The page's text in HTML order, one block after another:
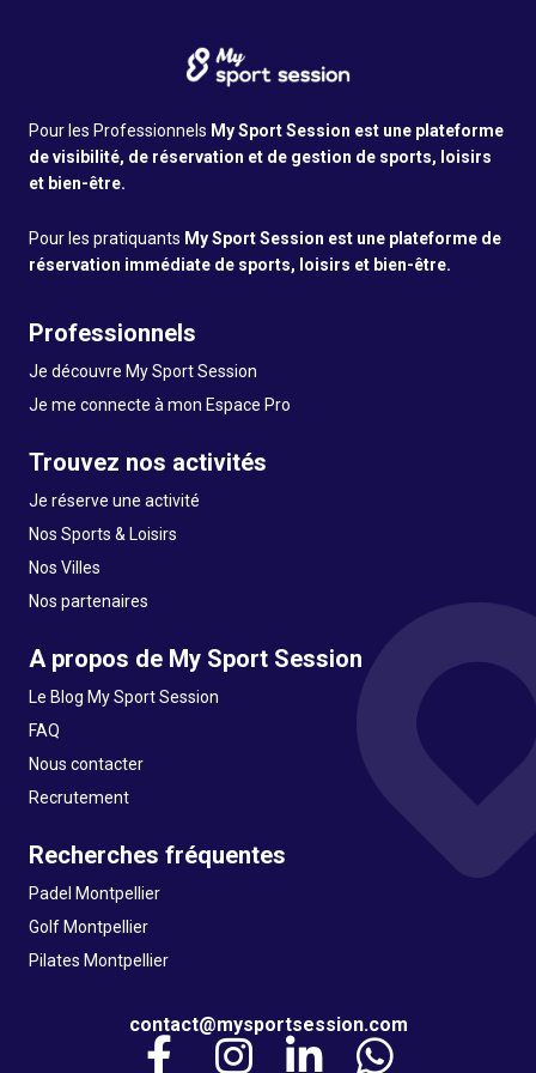
Pour les Professionnels My Sport Session est une plateforme
de visibilité, de réservation et de gestion de sports, loisirs
et bien-être.
Pour les pratiquants My Sport Session est une plateforme de
réservation immédiate de sports, loisirs et bien-être.
Professionnels
Je découvre My Sport Session
Je me connecte à mon Espace Pro
Trouvez nos activités
Je réserve une activité
Nos Sports & Loisirs
Nos Villes
Nos partenaires
A propos de My Sport Session
Le Blog My Sport Session
FAQ
Nous contacter
Recrutement
Recherches fréquentes
Padel Montpellier
Golf Montpellier
Pilates Montpellier
contact@mysportsession.com